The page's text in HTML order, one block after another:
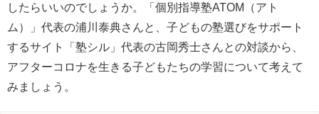
したらいいのでしょうか。「個別指導塾ATOM（アト
ム）」代表の浦川泰典さんと、子どもの塾選びをサポート
するサイト「塾シル」代表の古岡秀士さんとの対談から、
アフターコロナを生きる子どもたちの学習について考えて
みましょう。